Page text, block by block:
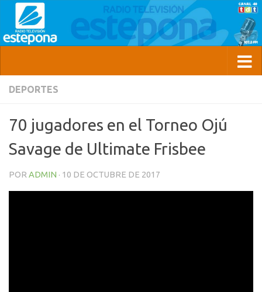
DEPORTES
70 jugadores en el Torneo Ojú
Savage de Ultimate Frisbee
POR ADMIN · 10 DE OCTUBRE DE 2017